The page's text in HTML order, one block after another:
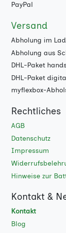
PayPal
Versand
Abholung im
Abholung aus
DHL-Paket
DHL-Paket
myflexbox-
Rechtliches
AGB
Datenschutz
Impressum
Hinweise zur
Kontakt &
Kontakt
Blog